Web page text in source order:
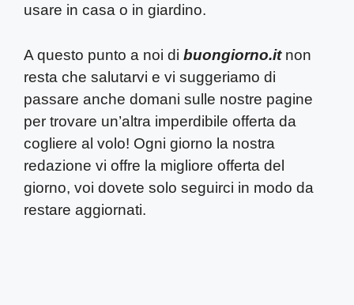
usare in casa o in giardino.
A questo punto a noi di buongiorno.itnon
resta che salutarvi e vi suggeriamo di
passare anche domani sulle nostre pagine
per trovare un’altra imperdibile offerta da
cogliere al volo! Ogni giorno la nostra
redazione vi offre la migliore offerta del
giorno, voi dovete solo seguirci in modo da
restare aggiornati.